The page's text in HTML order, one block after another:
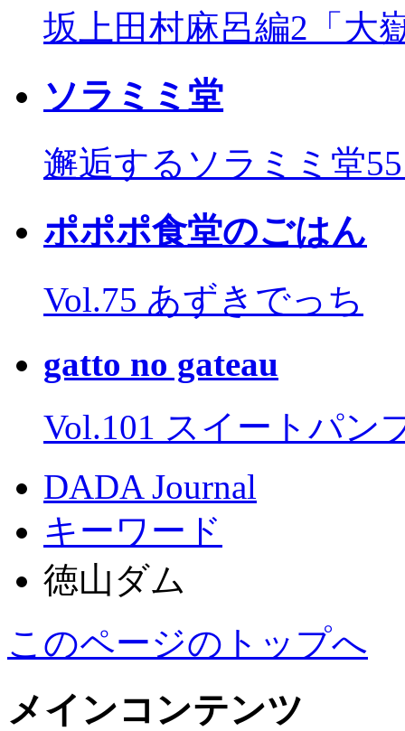
坂上田村麻呂編2「大
ソラミミ堂
邂逅するソラミミ堂
ポポポ食堂のごはん
Vol.75 あずきでっち
gatto no gateau
Vol.101 スイートパン
DADA Journal
キーワード
徳山ダム
このページのトップへ
メインコンテンツ